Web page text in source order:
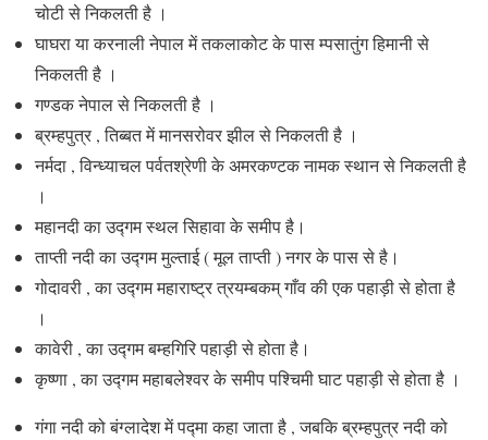
चोटी से निकलती है ।
घाघरा या करनाली नेपाल में तकलाकोट के पास म्पसातुंग हिमानी से
निकलती है ।
गण्डक नेपाल से निकलती है ।
ब्रम्हपुत्र , तिब्बत में मानसरोवर झील से निकलती है ।
नर्मदा , विन्ध्याचल पर्वतश्रेणी के अमरकण्टक नामक स्थान से निकलती है
।
महानदी का उद्गम स्थल सिहावा के समीप है।
ताप्ती नदी का उद्गम मुल्ताई ( मूल ताप्ती ) नगर के पास से है।
गोदावरी , का उद्गम महाराष्ट्र त्रयम्बकम् गाँव की एक पहाड़ी से होता है
।
कावेरी , का उद्गम बम्हगिरि पहाड़ी से होता है।
कृष्णा , का उद्गम महाबलेश्वर के समीप पश्चिमी घाट पहाड़ी से होता है ।
गंगा नदी को बंग्लादेश में पद्मा कहा जाता है , जबकि ब्रम्हपुत्र नदी को